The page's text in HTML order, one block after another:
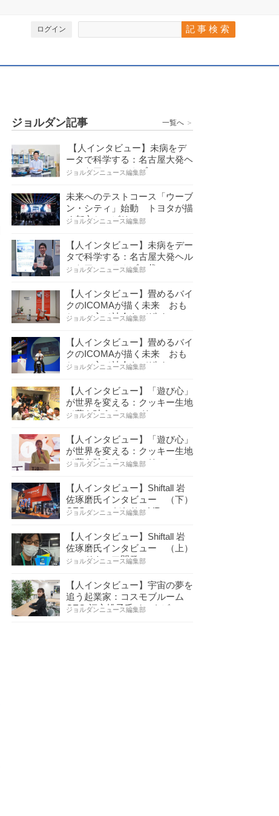
ログイン
ジョルダン記事 一覧へ ＞
【人インタビュー】未病をデ
ータで科学する：名古屋大発ヘ
ルスケアシステムズの…
ジョルダンニュース編集部
未来へのテストコース「ウーブ
ン・シティ」始動 トヨタが描
く都市とモビリティの…
ジョルダンニュース編集部
【人インタビュー】未病をデー
タで科学する：名古屋大発ヘル
スケアシステムズの代…
ジョルダンニュース編集部
【人インタビュー】畳めるバイ
クのICOMAが描く未来 おも
ちゃの心で社会をデザイ…
ジョルダンニュース編集部
【人インタビュー】畳めるバイ
クのICOMAが描く未来 おも
ちゃの心で社会をデザイ…
ジョルダンニュース編集部
【人インタビュー】「遊び心」
が世界を変える：クッキー生地
で夢を叶える コロリ…
ジョルダンニュース編集部
【人インタビュー】「遊び心」
が世界を変える：クッキー生地
で夢を叶える コロリ…
ジョルダンニュース編集部
【人インタビュー】Shiftall 岩
佐琢磨氏インタビュー （下）
CESへのこだわり VR…
ジョルダンニュース編集部
【人インタビュー】Shiftall 岩
佐琢磨氏インタビュー （上）
ハードウェア開発へ…
ジョルダンニュース編集部
【人インタビュー】宇宙の夢を
追う起業家：コスモブルーム
CEO 福永桃子氏インタビ…
ジョルダンニュース編集部